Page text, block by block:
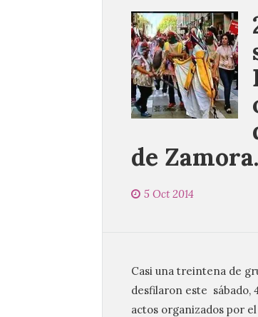
de Zamora.
5 Oct 2014
Casi una treintena de
desfilaron este sábado,
actos organizados por